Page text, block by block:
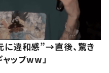
に違和感”→直後、驚き
ャップww」